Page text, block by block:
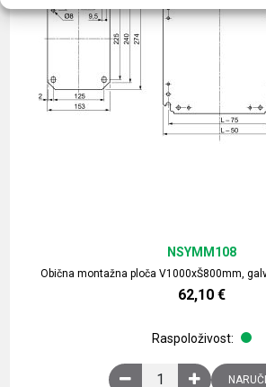
Obična montažna ploča V1000xŠ800mm,
NSYMM108
62,10 €
Raspoloživost:
Obična montažna